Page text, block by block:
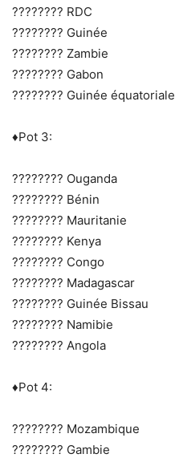
???????? RDC
???????? Guinée
???????? Zambie
???????? Gabon
???????? Guinée équatoriale
♦️Pot 3:
???????? Ouganda
???????? Bénin
???????? Mauritanie
???????? Kenya
???????? Congo
???????? Madagascar
???????? Guinée Bissau
???????? Namibie
???????? Angola
♦️Pot 4:
???????? Mozambique
???????? Gambie